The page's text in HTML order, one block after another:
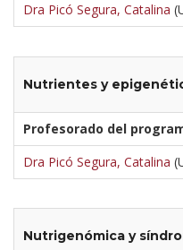
Dra Picó Segura, Catalina
Nutrientes y
Profesorado del
Dra Picó Segura, Catalina
Nutrigenómica y